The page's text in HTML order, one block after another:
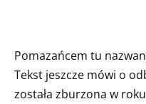
Pomazańcem tu
Tekst jeszcze mówi o
została zburzona w